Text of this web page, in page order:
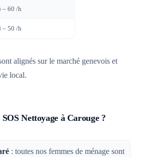
– 60 /h
– 50 /h
alignés sur le marché genevois et
local.
Nettoyage à Carouge ?
: toutes nos femmes de ménage sont